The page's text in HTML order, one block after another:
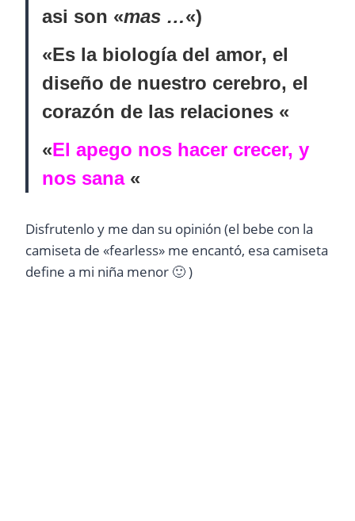
asi son «mas …«)
«Es la biología del amor, el
diseño de nuestro cerebro, el
corazón de las relaciones «
«El apego nos hacer crecer, y
nos sana «
Disfrutenlo y me dan su opinión (el bebe con la
camiseta de «fearless» me encantó, esa camiseta
define a mi niña menor 🙂 )